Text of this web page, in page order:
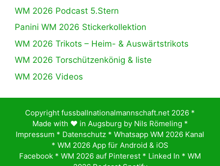
WM 2026 Podcast 5.Stern
Panini WM 2026 Stickerkollektion
WM 2026 Trikots – Heim- & Auswärtstrikots
WM 2026 Torschützenkönig & liste
WM 2026 Videos
Copyright fussballnationalmannschaft.net 2026 *
Made with ♥️ in Augsburg by Nils Römeling *
Impressum * Datenschutz * Whatsapp WM 2026 Kanal
* WM 2026 App für Android & iOS
Facebook * WM 2026 auf Pinterest * Linked In * WM